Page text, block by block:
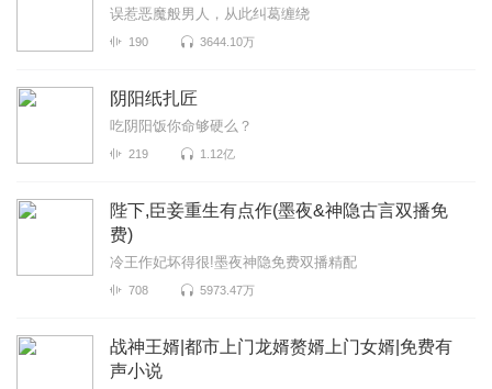
误惹恶魔般男人，从此纠葛缠绕
190 3644.10万
阴阳纸扎匠
吃阴阳饭你命够硬么？
219 1.12亿
陛下,臣妾重生有点作(墨夜&神隐古言双播免
费)
冷王作妃坏得很!墨夜神隐免费双播精配
708 5973.47万
战神王婿|都市上门龙婿赘婿上门女婿|免费有
声小说